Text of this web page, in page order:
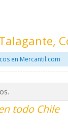
en Mercantil.com
todo Chile